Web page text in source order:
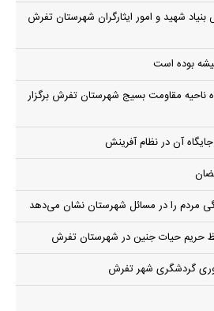
شهید و امور ایثارگران شهرستان تفرش
بوده است
ناحیه مقاومت بسیج شهرستان تفرش برگزار
آن در نظام آفرینش
مردم را در مسائل شهرستان نشان می‌دهد
حریم حیات جنین در شهرستان تفرش
گردشگری شهر تفرش